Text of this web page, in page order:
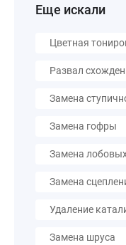
Еще искали
Цветная
Развал
Замена
Замена гофры
Замена
Замена
Удаление
Замена шруса